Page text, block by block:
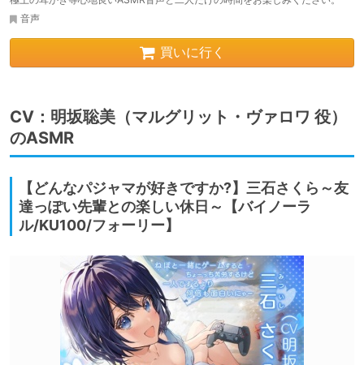
音声
買いに行く
CV：明坂聡美（マルグリット・ヴァロワ 役）
のASMR
【どんなパジャマが好きですか?】三石さくら～友
達っぽい先輩との楽しい休日～【バイノーラ
ル/KU100/フォーリー】